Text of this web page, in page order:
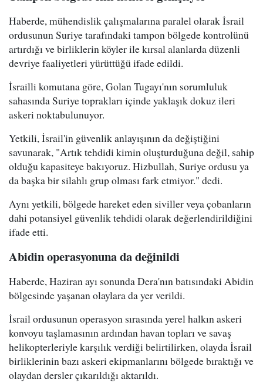
Haberde, mühendislik çalışmalarına paralel olarak İsrail
ordusunun Suriye tarafındaki tampon bölgede kontrolünü
artırdığı ve birliklerin köyler ile kırsal alanlarda düzenli
devriye faaliyetleri yürüttüğü ifade edildi.
İsrailli komutana göre, Golan Tugayı'nın sorumluluk
sahasında Suriye toprakları içinde yaklaşık dokuz ileri
askeri noktabulunuyor.
Yetkili, İsrail'in güvenlik anlayışının da değiştiğini
savunarak, "Artık tehdidi kimin oluşturduğuna değil, sahip
olduğu kapasiteye bakıyoruz. Hizbullah, Suriye ordusu ya
da başka bir silahlı grup olması fark etmiyor." dedi.
Aynı yetkili, bölgede hareket eden siviller veya çobanların
dahi potansiyel güvenlik tehdidi olarak değerlendirildiğini
ifade etti.
Abidin operasyonuna da değinildi
Haberde, Haziran ayı sonunda Dera'nın batısındaki Abidin
bölgesinde yaşanan olaylara da yer verildi.
İsrail ordusunun operasyon sırasında yerel halkın askeri
konvoyu taşlamasının ardından havan topları ve savaş
helikopterleriyle karşılık verdiği belirtilirken, olayda İsrail
birliklerinin bazı askeri ekipmanlarını bölgede bıraktığı ve
olaydan dersler çıkarıldığı aktarıldı.